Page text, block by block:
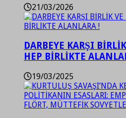
21/03/2026
DARBEYE KARŞI
HEP BİRLİKTE
19/03/2025